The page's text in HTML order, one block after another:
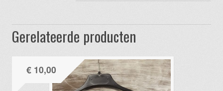
Gerelateerde producten
€10,00